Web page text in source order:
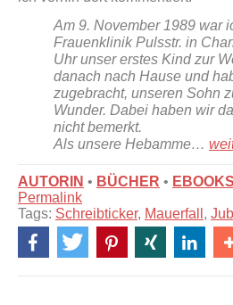
Am 9. November 1989 war
Frauenklinik Pulsstr. in
Uhr unser erstes Kind zur
danach nach Hause und
zugebracht, unseren Sohn
Wunder. Dabei haben wir
nicht bemerkt.
Als unsere Hebamme…
AUTORIN • BÜCHER •
Permalink
Tags: Schreibticker, Mauerfall ,